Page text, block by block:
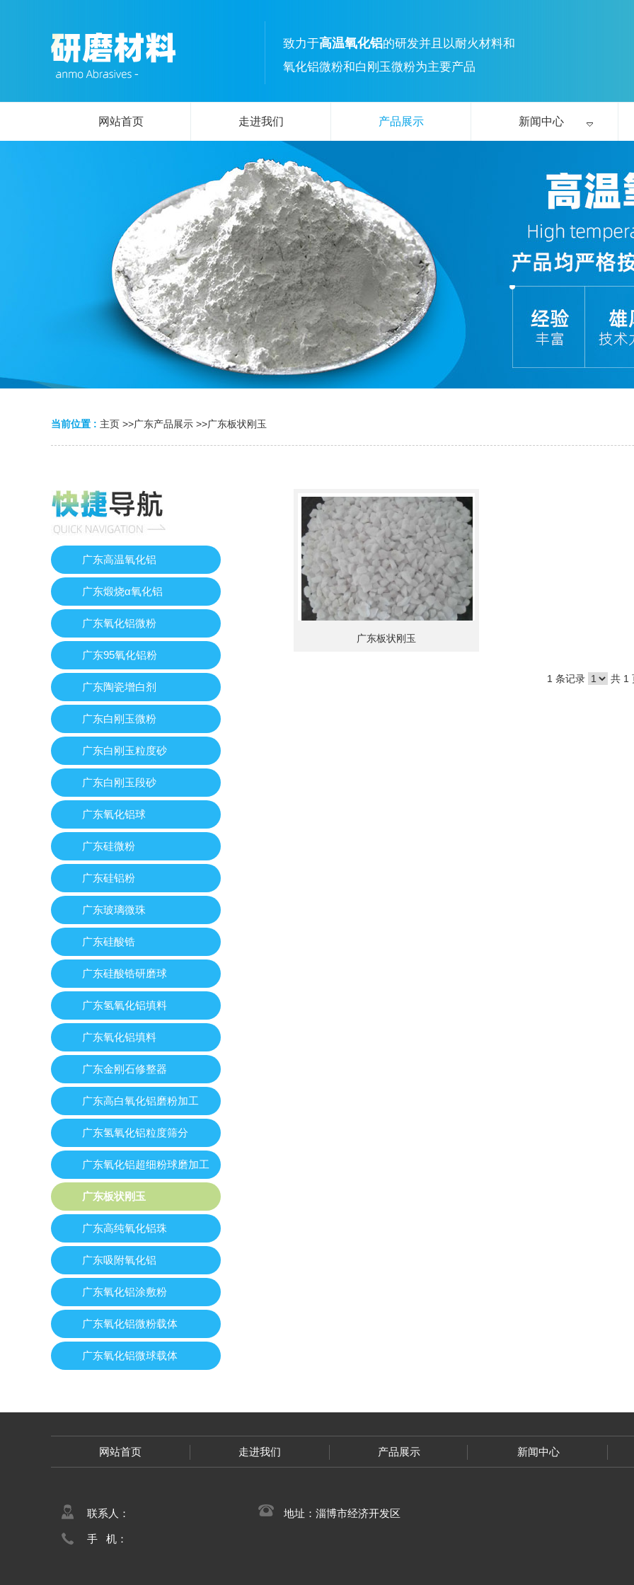
致力于高温氧化铝的研发并且以耐火材料和
氧化铝微粉和白刚玉微粉为主要产品
网站首页 走进我们 产品展示 新闻中心
当前位置 : 主页 >>广东产品展示 >>广东板状刚玉
广东高温氧化铝
广东煅烧α氧化铝
广东氧化铝微粉
广东95氧化铝粉
广东陶瓷增白剂
广东白刚玉微粉
广东白刚玉粒度砂
广东白刚玉段砂
广东氧化铝球
广东硅微粉
广东硅铝粉
广东玻璃微珠
广东硅酸锆
广东硅酸锆研磨球
广东氢氧化铝填料
广东氧化铝填料
广东金刚石修整器
广东高白氧化铝磨粉加工
广东氢氧化铝粒度筛分
广东氧化铝超细粉球磨加工
广东板状刚玉
广东高纯氧化铝珠
广东吸附氧化铝
广东氧化铝涂敷粉
广东氧化铝微粉载体
广东氧化铝微球载体
广东板状刚玉
1 条记录 共 1
网站首页 走进我们 产品展示 新闻中心
联系人：
手 机：
地址：淄博市经济开发区